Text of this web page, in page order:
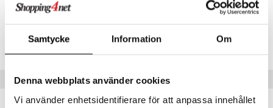
Samtycke Information Om
Denna webbplats använder cookies
Vi använder enhetsidentifierare för att anpassa innehållet
C12R8-12-1-XX-XX
Lägsta pris senaste 30 dagarna: 99 kr
Tips till dig